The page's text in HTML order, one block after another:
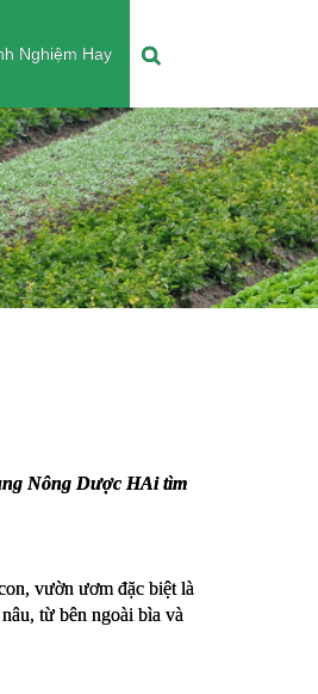
Nghiệm Hay
Nông Dược HAi tìm
vườn ươm đặc biệt là
từ bên ngoài bìa và